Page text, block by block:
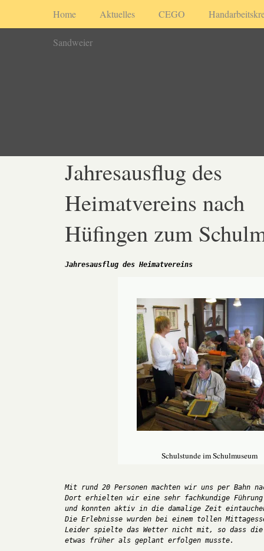
Home Aktuelles CEGO
Sandweier
Jahresausflug des
Heimatvereins nach
Hüfingen zum
Jahresausflug des Heimatvereins
Schulstunde im Schulmuseum
Mit rund 20 Personen machten wir uns per Bahn
Dort erhielten wir eine sehr fachkundige Führung
und konnten aktiv in die damalige Zeit
Die Erlebnisse wurden bei einem tollen
Leider spielte das Wetter nicht mit, so dass die